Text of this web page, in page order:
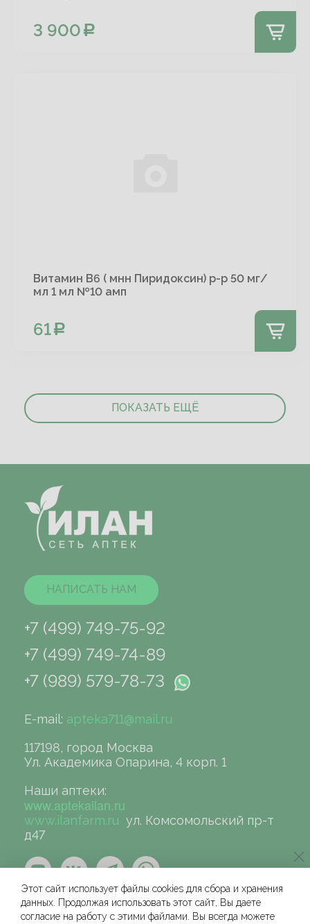
3 900
Витамин В6 ( мнн Пиридоксин) р-р 50 мг/
мл 1 мл №10 амп
61
ПОКАЗАТЬ ЕЩЁ
НАПИСАТЬ НАМ
+7 (499) 749-75-92
+7 (499) 749-74-89
+7 (989) 579-78-73
E-mail: apteka711@mail.ru
117198, город Москва
Ул. Академика Опарина, 4 корп. 1
Наши аптеки:
www.aptekailan.ru
www.ilanfarm.ru ул. Комсомольский пр-т
д47
Этот сайт использует файлы cookies для сбора и хранения
данных. Продолжая использовать этот сайт, Вы даете
согласие на работу с этими файлами. Вы всегда можете